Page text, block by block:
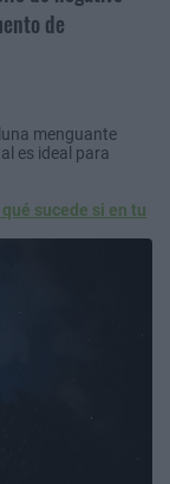
de
menguante
es ideal para
sucede si en tu